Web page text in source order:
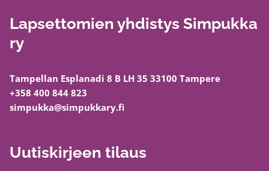
Lapsettomien yhdistys Simpukka
ry
Tampellan Esplanadi 8 B LH 35 33100 Tampere
+358 400 844 823
simpukka@simpukkary.fi
Uutiskirjeen tilaus